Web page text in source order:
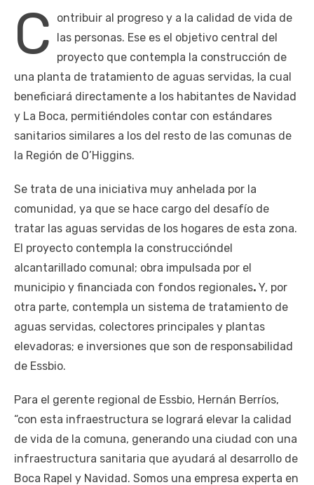
C
ontribuir al progreso y a la calidad de vida de
las personas. Ese es el objetivo central del
proyecto que contempla la construcción de
una planta de tratamiento de aguas servidas, la cual
beneficiará directamente a los habitantes de Navidad
y La Boca, permitiéndoles contar con estándares
sanitarios similares a los del resto de las comunas de
la Región de O’Higgins.
Se trata de una iniciativa muy anhelada por la
comunidad, ya que se hace cargo del desafío de
tratar las aguas servidas de los hogares de esta zona.
El proyecto contempla la construccióndel
alcantarillado comunal; obra impulsada por el
municipio y financiada con fondos regionales. Y, por
otra parte, contempla un sistema de tratamiento de
aguas servidas, colectores principales y plantas
elevadoras; e inversiones que son de responsabilidad
de Essbio.
Para el gerente regional de Essbio, Hernán Berríos,
“con esta infraestructura se logrará elevar la calidad
de vida de la comuna, generando una ciudad con una
infraestructura sanitaria que ayudará al desarrollo de
Boca Rapel y Navidad. Somos una empresa experta en